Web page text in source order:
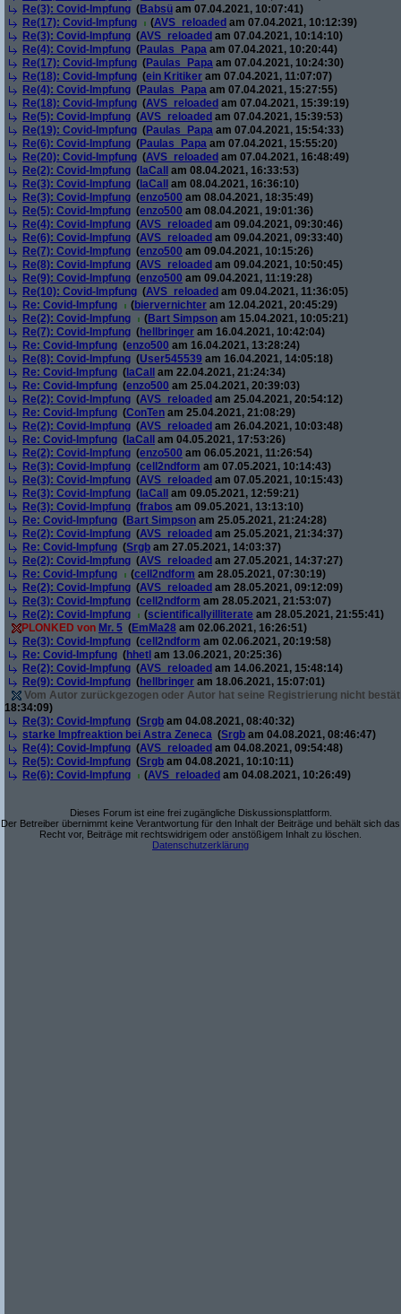
Re(3): Covid-Impfung (Babsü am 07.04.2021, 10:07:41)
Re(17): Covid-Impfung
(AVS_reloaded am 07.04.2021, 10:12:39)
Re(3): Covid-Impfung (AVS_reloaded am 07.04.2021, 10:14:10)
Re(4): Covid-Impfung (Paulas_Papa am 07.04.2021, 10:20:44)
Re(17): Covid-Impfung (Paulas_Papa am 07.04.2021, 10:24:30)
Re(18): Covid-Impfung (ein Kritiker am 07.04.2021, 11:07:07)
Re(4): Covid-Impfung (Paulas_Papa am 07.04.2021, 15:27:55)
Re(18): Covid-Impfung (AVS_reloaded am 07.04.2021, 15:39:19)
Re(5): Covid-Impfung (AVS_reloaded am 07.04.2021, 15:39:53)
Re(19): Covid-Impfung (Paulas_Papa am 07.04.2021, 15:54:33)
Re(6): Covid-Impfung (Paulas_Papa am 07.04.2021, 15:55:20)
Re(20): Covid-Impfung (AVS_reloaded am 07.04.2021, 16:48:49)
Re(2): Covid-Impfung ( laCall
am 08.04.2021, 16:33:53)
Re(3): Covid-Impfung ( laCall
am 08.04.2021, 16:36:10)
Re(3): Covid-Impfung (enzo500 am 08.04.2021, 18:35:49)
Re(5): Covid-Impfung (enzo500 am 08.04.2021, 19:01:36)
Re(4): Covid-Impfung (AVS_reloaded am 09.04.2021, 09:30:46)
Re(6): Covid-Impfung (AVS_reloaded am 09.04.2021, 09:33:40)
Re(7): Covid-Impfung (enzo500 am 09.04.2021, 10:15:26)
Re(8): Covid-Impfung (AVS_reloaded am 09.04.2021, 10:50:45)
Re(9): Covid-Impfung (enzo500 am 09.04.2021, 11:19:28)
Re(10): Covid-Impfung (AVS_reloaded am 09.04.2021, 11:36:05)
Re: Covid-Impfung
(biervernichter am 12.04.2021, 20:45:29)
Re(2): Covid-Impfung
(Bart Simpson am 15.04.2021, 10:05:21)
Re(7): Covid-Impfung (hellbringer am 16.04.2021, 10:42:04)
Re: Covid-Impfung (enzo500 am 16.04.2021, 13:28:24)
Re(8): Covid-Impfung (User545539 am 16.04.2021, 14:05:18)
Re: Covid-Impfung ( laCall
am 22.04.2021, 21:24:34)
Re: Covid-Impfung (enzo500 am 25.04.2021, 20:39:03)
Re(2): Covid-Impfung (AVS_reloaded am 25.04.2021, 20:54:12)
Re: Covid-Impfung (ConTen am 25.04.2021, 21:08:29)
Re(2): Covid-Impfung (AVS_reloaded am 26.04.2021, 10:03:48)
Re: Covid-Impfung ( laCall
am 04.05.2021, 17:53:26)
Re(2): Covid-Impfung (enzo500 am 06.05.2021, 11:26:54)
Re(3): Covid-Impfung (cell2ndform am 07.05.2021, 10:14:43)
Re(3): Covid-Impfung (AVS_reloaded am 07.05.2021, 10:15:43)
Re(3): Covid-Impfung ( laCall
am 09.05.2021, 12:59:21)
Re(3): Covid-Impfung (frabos am 09.05.2021, 13:13:10)
Re: Covid-Impfung (Bart Simpson am 25.05.2021, 21:24:28)
Re(2): Covid-Impfung (AVS_reloaded am 25.05.2021, 21:34:37)
Re: Covid-Impfung (Srgb am 27.05.2021, 14:03:37)
Re(2): Covid-Impfung (AVS_reloaded am 27.05.2021, 14:37:27)
Re: Covid-Impfung
(cell2ndform am 28.05.2021, 07:30:19)
Re(2): Covid-Impfung (AVS_reloaded am 28.05.2021, 09:12:09)
Re(3): Covid-Impfung (cell2ndform am 28.05.2021, 21:53:07)
Re(2): Covid-Impfung
(scientificallyilliterate am 28.05.2021, 21:55:41)
PLONKED von Mr. 5 (EmMa28 am 02.06.2021, 16:26:51)
Re(3): Covid-Impfung (cell2ndform am 02.06.2021, 20:19:58)
Re: Covid-Impfung (hhetl am 13.06.2021, 20:25:36)
Re(2): Covid-Impfung (AVS_reloaded am 14.06.2021, 15:48:14)
Re(9): Covid-Impfung (hellbringer am 18.06.2021, 15:07:01)
Vom Autor zurückgezogen oder Autor hat seine Registrierung nicht
18:34:09)
Re(3): Covid-Impfung (Srgb am 04.08.2021, 08:40:32)
starke Impfreaktion bei Astra Zeneca (Srgb am 04.08.2021, 08:46:47)
Re(4): Covid-Impfung (AVS_reloaded am 04.08.2021, 09:54:48)
Re(5): Covid-Impfung (Srgb am 04.08.2021, 10:10:11)
Re(6): Covid-Impfung
(AVS_reloaded am 04.08.2021, 10:26:49)
Dieses Forum ist eine frei zugängliche Diskussionsplattform.
Der Betreiber übernimmt keine Verantwortung für den Inhalt der Beiträge und behält sich das
Recht vor, Beiträge mit rechtswidrigem oder anstößigem Inhalt zu löschen.
Datenschutzerklärung